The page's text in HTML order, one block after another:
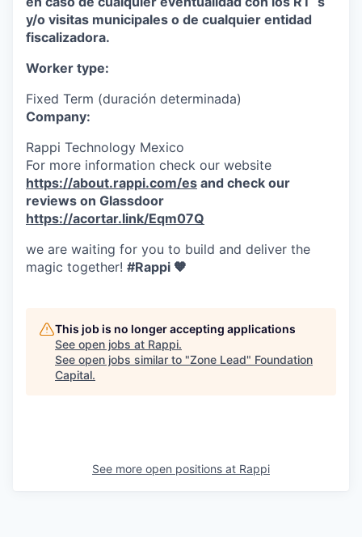
y/o visitas municipales o de cualquier entidad
fiscalizadora.
Worker type:
Fixed Term (duración determinada)
Company:
Rappi Technology Mexico
For more information check our website
https://about.rappi.com/es and check our
reviews on Glassdoor
https://acortar.link/Eqm07Q
we are waiting for you to build and deliver the
magic together! #Rappi 🧡
This job is no longer accepting applications
See open jobs at Rappi.
See open jobs similar to "Zone Lead" Foundation
Capital.
See more open positions at Rappi